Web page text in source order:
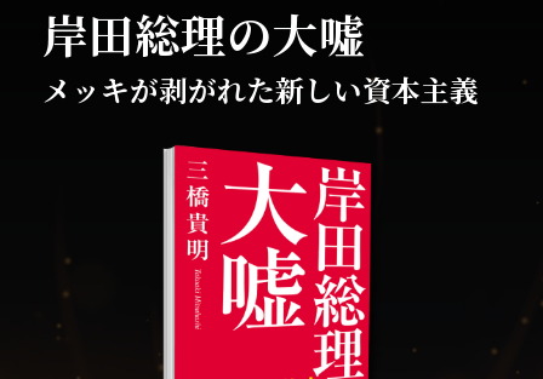
岸田総理の大嘘
メッキが剥がれた新しい資本主義